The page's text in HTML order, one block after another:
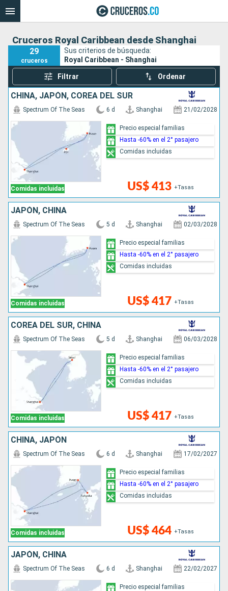
Cruceros Royal Caribbean desde Shanghai
29
cruceros
Sus criterios de búsqueda:
Royal Caribbean - Shanghai
Filtrar Ordenar
CHINA, JAPÓN, COREA DEL SUR
Comidas incluidas
Spectrum Of The Seas 6 d Shanghai 21/02/2028
US$ 413 +Tasas
Precio especial familias
Hasta -60% en el 2° pasajero
Comidas incluidas
JAPÓN, CHINA
Comidas incluidas
Spectrum Of The Seas 5 d Shanghai 02/03/2028
US$ 417 +Tasas
Precio especial familias
Hasta -60% en el 2° pasajero
Comidas incluidas
COREA DEL SUR, CHINA
Comidas incluidas
Spectrum Of The Seas 5 d Shanghai 06/03/2028
US$ 417 +Tasas
Precio especial familias
Hasta -60% en el 2° pasajero
Comidas incluidas
CHINA, JAPÓN
Comidas incluidas
Spectrum Of The Seas 6 d Shanghai 17/02/2027
US$ 464 +Tasas
Precio especial familias
Hasta -60% en el 2° pasajero
Comidas incluidas
JAPÓN, CHINA
Spectrum Of The Seas 6 d Shanghai 22/02/2027
Precio especial familias